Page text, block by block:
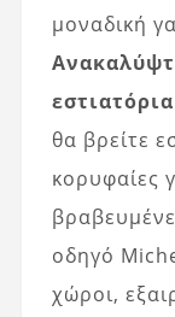
μοναδική
θα βρείτε
κορυφαίες
οδηγό
χώροι,